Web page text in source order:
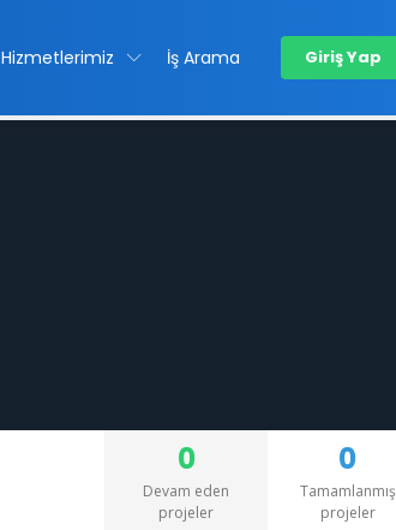
Hizmetlerimiz İş Arama Giriş Yap
0
Devam eden
projeler
0
Tamamlanmış
projeler